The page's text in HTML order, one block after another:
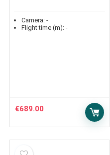
Camera: -
Flight time (m): -
€689.00